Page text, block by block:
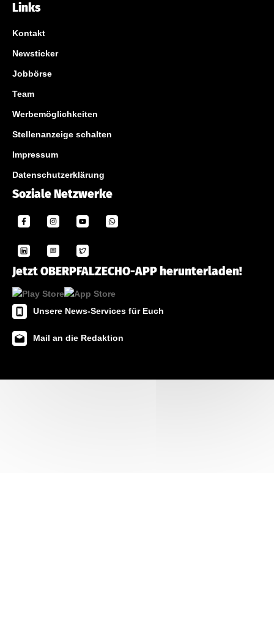
Links
Kontakt
Newsticker
Jobbörse
Team
Werbemöglichkeiten
Stellenanzeige schalten
Impressum
Datenschutzerklärung
Soziale Netzwerke
Jetzt OBERPFALZECHO-APP herunterladen!
Unsere News-Services für Euch
Mail an die Redaktion